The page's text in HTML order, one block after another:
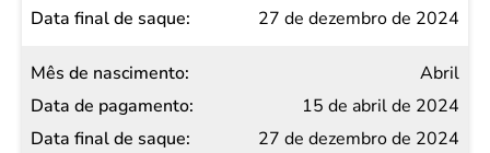
27 de dezembro de 2024
Abril
15 de abril de 2024
27 de dezembro de 2024